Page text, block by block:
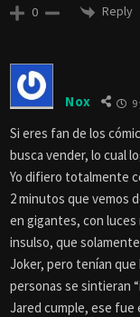
0 Reply
Nox
Si eres fan de los
busca vender, lo cual
Yo difiero totalmente
2 minutos que vemos
en gigantes, con
insulso, que
Joker, pero tenían que
personas se sintieran
Jared cumple, ese fue